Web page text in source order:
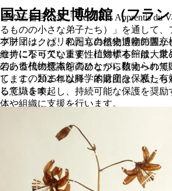
この三番目の章「 Les Petits Apprentis du
るものの小さな弟子たち）」を通して、
プティックは、私たちの植物遺産の豊か
維持に不可欠な重要性に対する一般大
若い世代の意識を高めながら植物への無
します。2025年以降、本財団は、私た
る意識を喚起し、持続可能な保護を奨励
体や組織に支援を行います。
国立自然史博物館（フラ
本財団は、パリの国立自然史博物館国立
セナになっています。植物標本館は、
のある植物標本館のひとつに数えられて
て、この類まれな科学的遺産を保護し
しています。